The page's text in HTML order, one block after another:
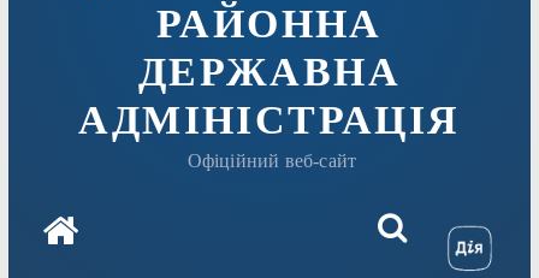
РАЙОННА
ДЕРЖАВНА
АДМІНІСТРАЦІЯ
Офіційний веб-сайт